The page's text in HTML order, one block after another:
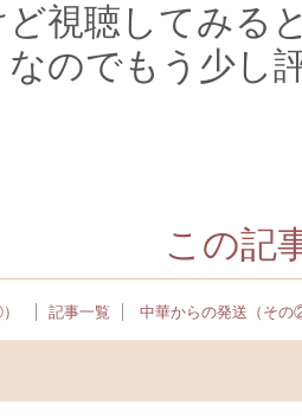
視聴してみる
のでもう少し
この記
記事一覧 中華からの発送（そ